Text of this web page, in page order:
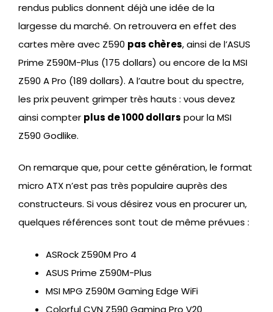
rendus publics donnent déjà une idée de la
largesse du marché. On retrouvera en effet des
cartes mère avec Z590 pas chères, ainsi de l’ASUS
Prime Z590M-Plus (175 dollars) ou encore de la MSI
Z590 A Pro (189 dollars). A l’autre bout du spectre,
les prix peuvent grimper très hauts : vous devez
ainsi compter plus de 1000 dollars pour la MSI
Z590 Godlike.
On remarque que, pour cette génération, le format
micro ATX n’est pas très populaire auprès des
constructeurs. Si vous désirez vous en procurer un,
quelques références sont tout de même prévues :
ASRock Z590M Pro 4
ASUS Prime Z590M-Plus
MSI MPG Z590M Gaming Edge WiFi
Colorful CVN Z590 Gaming Pro V20